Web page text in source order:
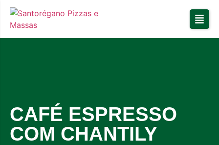
CAFÉ ESPRESSO
COM CHANTILY